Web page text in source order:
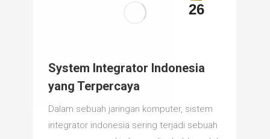
26
System Integrator Indonesia
yang Terpercaya
Dalam sebuah jaringan komputer, sistem
integrator indonesia sering terjadi sebuah